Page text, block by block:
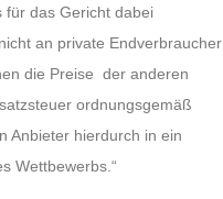
für das Gericht dabei
an private Endverbraucher
die Preise der anderen
ordnungsgemäß
Anbieter hierdurch in ein
Wettbewerbs.“